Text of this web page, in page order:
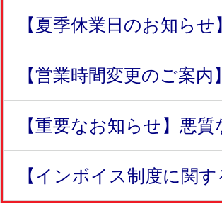
【夏季休業日のお知らせ】
【営業時間変更のご案内】
【重要なお知らせ】悪
【インボイス制度に関